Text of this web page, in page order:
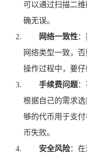
可以通过扫描二
确无误。
网络一致性
网络类型一致，
操作过程中，要仔
手续费问题
根据自己的需求
够的代币用于支
币失败。
安全风险：